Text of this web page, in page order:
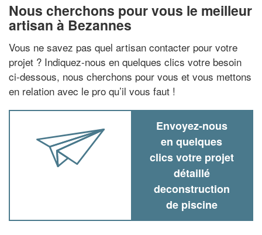
Nous cherchons pour vous le meilleur
artisan à Bezannes
Vous ne savez pas quel artisan contacter pour votre
projet ? Indiquez-nous en quelques clics votre besoin
ci-dessous, nous cherchons pour vous et vous mettons
en relation avec le pro qu’il vous faut !
Envoyez-nous
en quelques
clics votre projet
détaillé
deconstruction
de piscine